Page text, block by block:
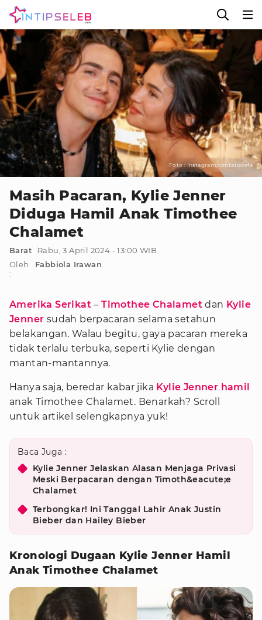
Foto : Instagram/contatodefa
Masih Pacaran, Kylie Jenner
Diduga Hamil Anak Timothee
Chalamet
Barat
Rabu, 3 April 2024 - 13:00 WIB
Oleh
:
Fabbiola Irawan
Amerika Serikat –Timothee Chalamet dan Kylie
Jenner sudah berpacaran selama setahun
belakangan. Walau begitu, gaya pacaran mereka
tidak terlalu terbuka, seperti Kylie dengan
mantan-mantannya.
Hanya saja, beredar kabar jika Kylie Jenner hamil
anak Timothee Chalamet. Benarkah? Scroll
untuk artikel selengkapnya yuk!
Baca Juga :
Kylie Jenner Jelaskan Alasan Menjaga Privasi
Meski Berpacaran dengan Timoth&eacute;e
Chalamet
Terbongkar! Ini Tanggal Lahir Anak Justin
Bieber dan Hailey Bieber
Kronologi Dugaan Kylie Jenner Hamil
Anak Timothee Chalamet